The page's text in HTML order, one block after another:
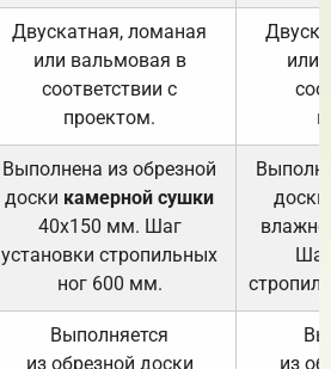
Двускатная, ломаная
или вальмовая в
соответствии с
проектом.
или
Выполнена из обрезной
доски камерной сушки
40х150 мм. Шаг
установки стропильных
ног 600 мм.
доски
Выполняется
из обрезной доски
из